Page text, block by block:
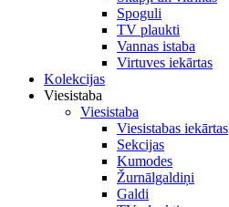
Spoguli
TV plaukti
Vannas istaba
Virtuves iekārtas
Kolekcijas
Viesistaba
Viesistaba
Viesistabas iekārtas
Sekcijas
Kumodes
Žurnālgaldiņi
Galdi